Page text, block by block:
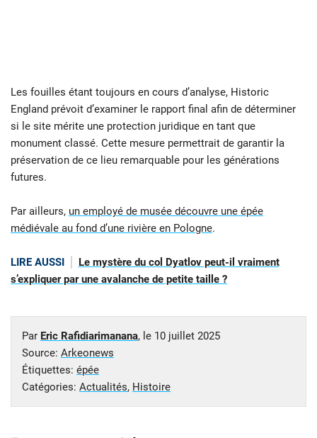
Les fouilles étant toujours en cours d’analyse, Historic
England prévoit d’examiner le rapport final afin de déterminer
si le site mérite une protection juridique en tant que
monument classé. Cette mesure permettrait de garantir la
préservation de ce lieu remarquable pour les générations
futures.
Par ailleurs, un employé de musée découvre une épée
médiévale au fond d’une rivière en Pologne.
LIRE AUSSI
Le mystère du col Dyatlov peut-il vraiment
s’expliquer par une avalanche de petite taille ?
Par Eric Rafidiarimanana, le 10 juillet 2025
Source: Arkeonews
Étiquettes: épée
Catégories: Actualités, Histoire